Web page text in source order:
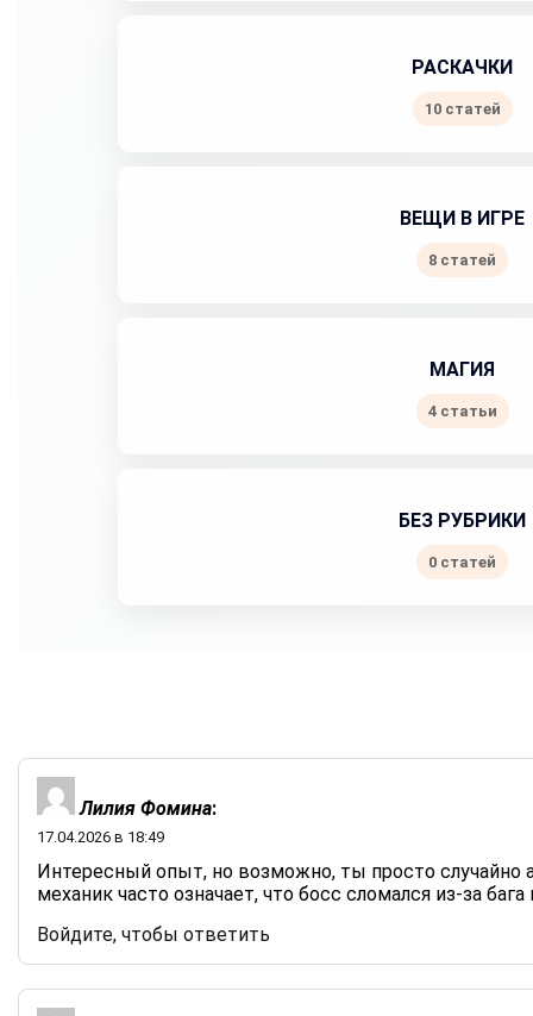
РАСКАЧКИ
10 статей
ВЕЩИ В ИГРЕ
8 статей
МАГИЯ
4 статьи
БЕЗ РУБРИКИ
0 статей
Лилия Фомина:
17.04.2026 в 18:49
Интересный опыт, но возможно, ты просто случайно
механик часто означает, что босс сломался из-за
Войдите, чтобы ответить